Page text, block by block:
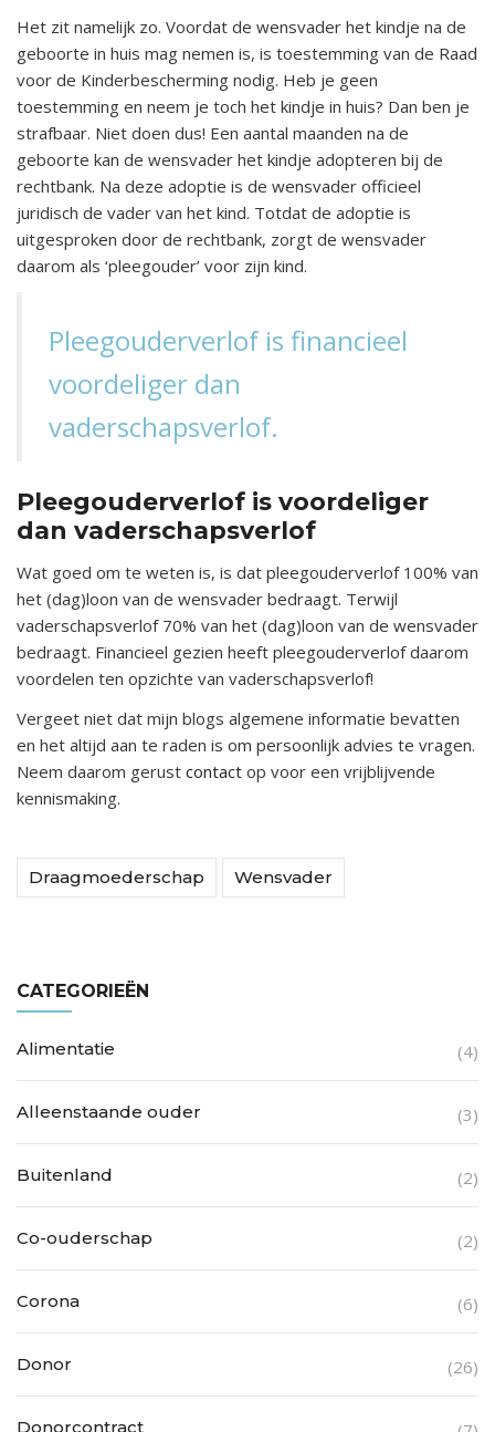
Het zit namelijk zo. Voordat de wensvader het kindje na de
geboorte in huis mag nemen is, is toestemming van de Raad
voor de Kinderbescherming nodig. Heb je geen
toestemming en neem je toch het kindje in huis? Dan ben je
strafbaar. Niet doen dus! Een aantal maanden na de
geboorte kan de wensvader het kindje adopteren bij de
rechtbank. Na deze adoptie is de wensvader officieel
juridisch de vader van het kind. Totdat de adoptie is
uitgesproken door de rechtbank, zorgt de wensvader
daarom als ‘pleegouder’ voor zijn kind.
Pleegouderverlof is financieel
voordeliger dan
vaderschapsverlof.
Pleegouderverlof is voordeliger
dan vaderschapsverlof
Wat goed om te weten is, is dat pleegouderverlof 100% van
het (dag)loon van de wensvader bedraagt. Terwijl
vaderschapsverlof 70% van het (dag)loon van de wensvader
bedraagt. Financieel gezien heeft pleegouderverlof daarom
voordelen ten opzichte van vaderschapsverlof!
Vergeet niet dat mijn blogs algemene informatie bevatten
en het altijd aan te raden is om persoonlijk advies te vragen.
Neem daarom gerust contact op voor een vrijblijvende
kennismaking.
Draagmoederschap Wensvader
CATEGORIEËN
Alimentatie (4)
Alleenstaande ouder (3)
Buitenland (2)
Co-ouderschap (2)
Corona (6)
Donor (26)
Donorcontract